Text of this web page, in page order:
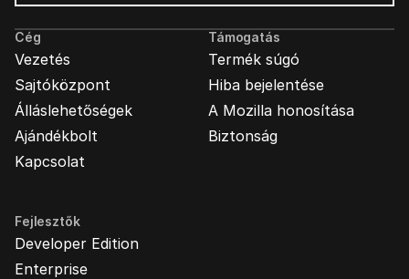
hirdetések
Cég
Vezetés
Sajtóközpont
Álláslehetőségek
Ajándékbolt
Kapcsolat
Támogatás
Termék súgó
Hiba bejelentése
A Mozilla honosítása
Biztonság
Fejlesztők
Developer Edition
Enterprise